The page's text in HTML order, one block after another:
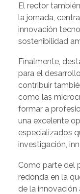
El rector
la jornada,
innovación
sostenibilidad
Finalmente,
para el
contribuir
como las
formar a
una excelente
especializados
investigación,
Como parte del
redonda en la
de la innovación